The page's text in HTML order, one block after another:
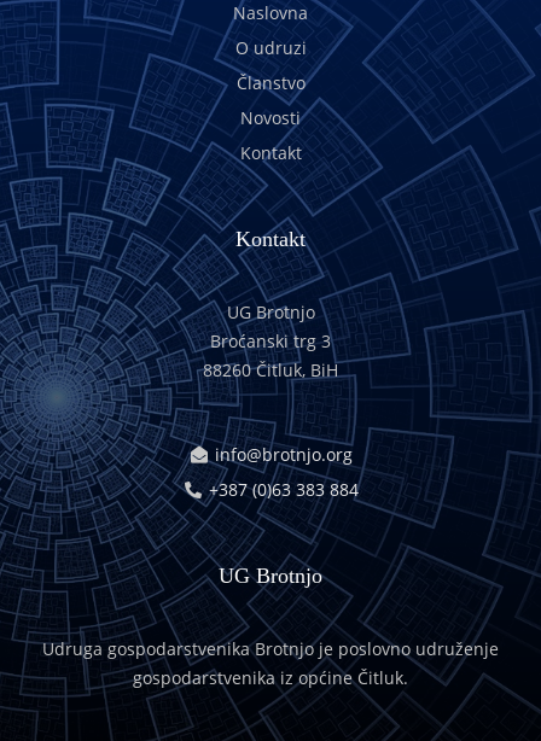
Naslovna
O udruzi
Članstvo
Novosti
Kontakt
Kontakt
UG Brotnjo
Broćanski trg 3
88260 Čitluk, BiH
info@brotnjo.org
+387 (0)63 383 884
UG Brotnjo
Udruga gospodarstvenika Brotnjo je poslovno udruženje
gospodarstvenika iz općine Čitluk.